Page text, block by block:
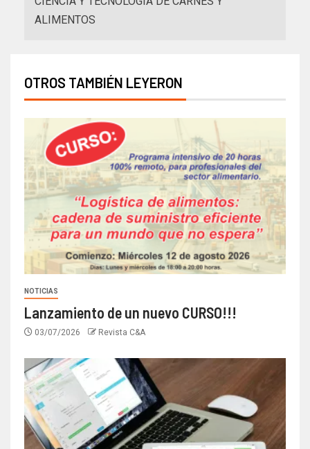
ALIMENTOS
OTROS TAMBIÉN LEYERON
NOTICIAS
Lanzamiento de un nuevo CURSO!!!
03/07/2026 Revista C&A